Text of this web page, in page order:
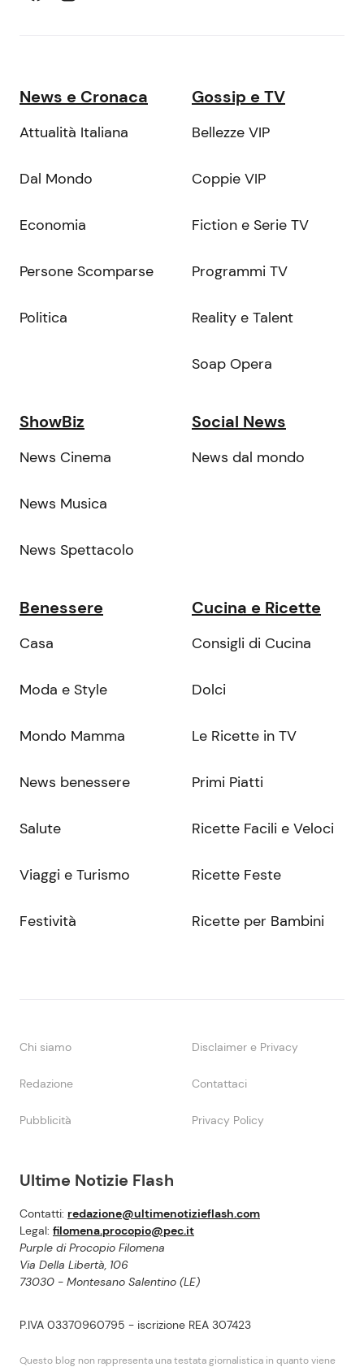
Ultime Notizie Flash
Contatti: redazione@ultimenotizieflash.com
Legal: filomena.procopio@pec.it
Purple di Procopio Filomena
Via Della Libertà, 106
73030 - Montesano Salentino (LE)
P.IVA 03370960795 - iscrizione REA 307423
Questo blog non rappresenta una testata giornalistica in quanto viene
News e Cronaca
Attualità Italiana
Dal Mondo
Economia
Persone Scomparse
Politica
Gossip e TV
Bellezze VIP
Coppie VIP
Fiction e Serie TV
Programmi TV
Reality e Talent
Soap Opera
ShowBiz
News Cinema
News Musica
News Spettacolo
Social News
News dal mondo
Benessere
Casa
Moda e Style
Mondo Mamma
News benessere
Salute
Viaggi e Turismo
Festività
Cucina e Ricette
Consigli di Cucina
Dolci
Le Ricette in TV
Primi Piatti
Ricette Facili e Veloci
Ricette Feste
Ricette per Bambini
Chi siamo Disclaimer e Privacy
Redazione Contattaci
Pubblicità Privacy Policy